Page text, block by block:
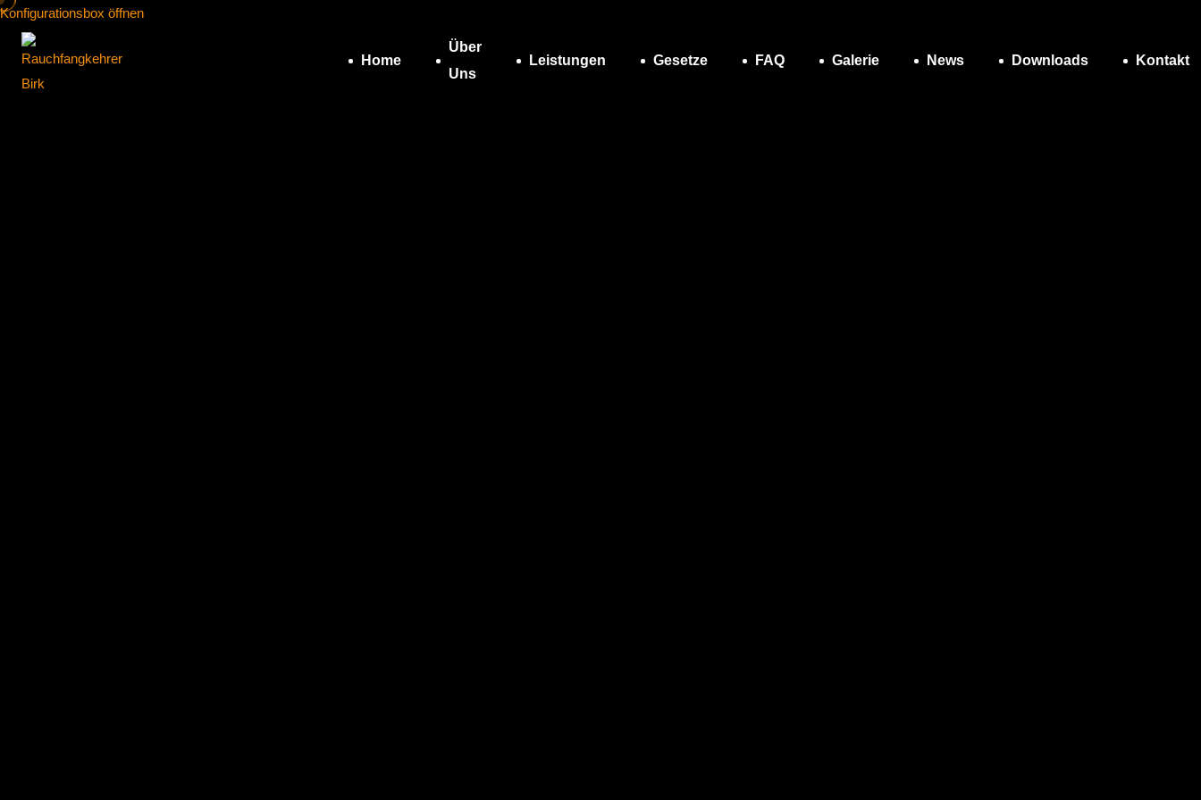
Home
Über
Uns
Leistungen Gesetze FAQ Galerie News Downloads Kontakt
Konfigurationsbox öffnen